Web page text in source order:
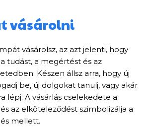
vásárolni
vásárolsz, az azt jelenti, hogy
tudást, a megértést és az
Készen állsz arra, hogy új
be, új dolgokat tanulj, vagy akár
lépj. A vásárlás cselekedete a
az elköteleződést szimbolizálja a
mellett.